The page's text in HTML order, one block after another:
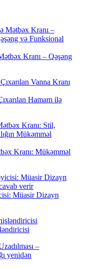
Kranı – Qəşəng
Hamam ilə
Kranı: Mükəmməl
Müasir Dizayn